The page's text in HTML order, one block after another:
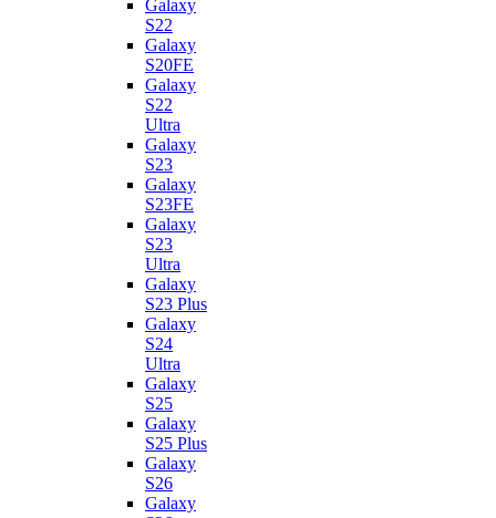
Galaxy
S22
Galaxy
S20FE
Galaxy
S22
Ultra
Galaxy
S23
Galaxy
S23FE
Galaxy
S23
Ultra
Galaxy
S23 Plus
Galaxy
S24
Ultra
Galaxy
S25
Galaxy
S25 Plus
Galaxy
S26
Galaxy